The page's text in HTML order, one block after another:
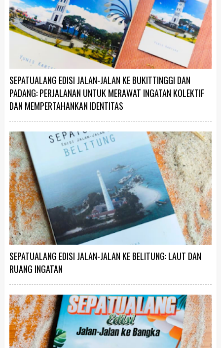
SEPATUALANG EDISI JALAN-JALAN KE BUKITTINGGI DAN
PADANG: PERJALANAN UNTUK MERAWAT INGATAN KOLEKTIF
DAN MEMPERTAHANKAN IDENTITAS
SEPATUALANG EDISI JALAN-JALAN KE BELITUNG: LAUT DAN
RUANG INGATAN